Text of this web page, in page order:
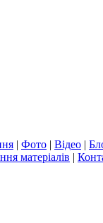
| Фото | Відео |
матеріалів |